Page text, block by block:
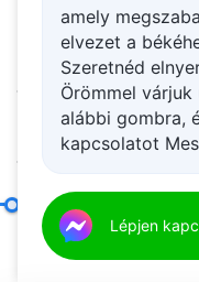
tökéletessé teszi
Korában tervezte
jelenkorban
munkálkodik,
juttatja romlott
egyenes módon
dolgokat nyilvánít
munka, a munka
amely
elvezet a
Szeretnéd
Örömmel
alábbi gombra,
kapcsolatot
Lépjen